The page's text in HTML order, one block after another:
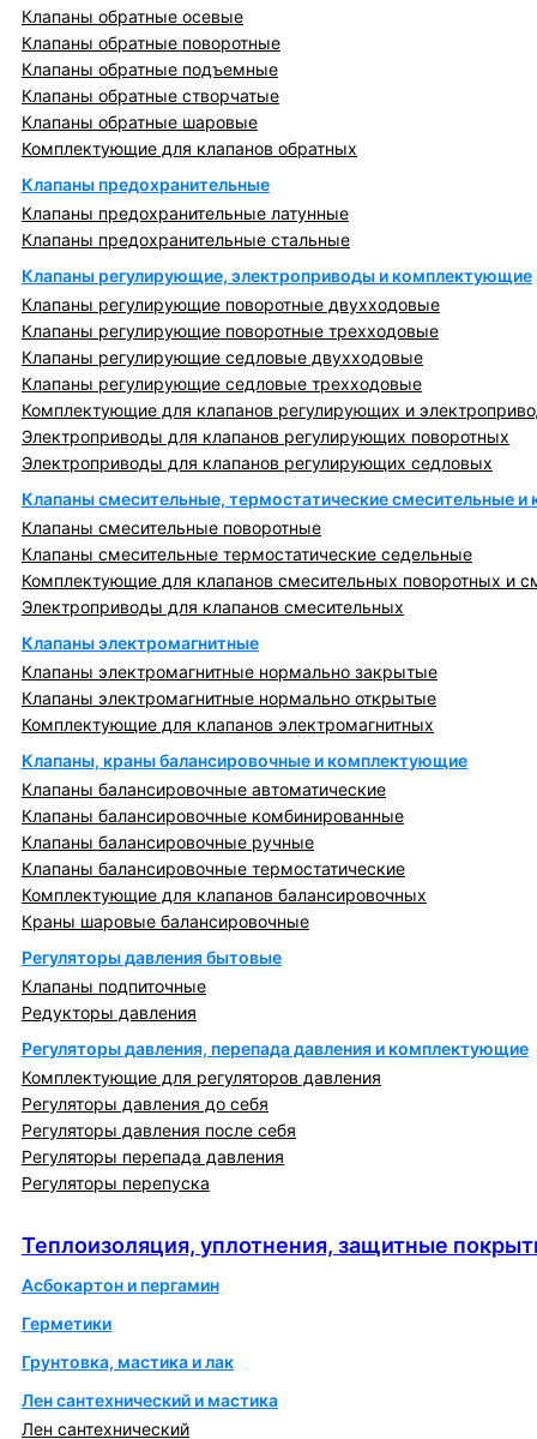
Клапаны обратные осевые
Клапаны обратные поворотные
Клапаны обратные подъемные
Клапаны обратные створчатые
Клапаны обратные шаровые
Комплектующие для клапанов обратных
Клапаны предохранительные
Клапаны предохранительные латунные
Клапаны предохранительные стальные
Клапаны регулирующие, электроприводы и комплектующие
Клапаны регулирующие поворотные двухходовые
Клапаны регулирующие поворотные трехходовые
Клапаны регулирующие седловые двухходовые
Клапаны регулирующие седловые трехходовые
Комплектующие для клапанов регулирующих и
Электроприводы для клапанов регулирующих поворотных
Электроприводы для клапанов регулирующих седловых
Клапаны смесительные, термостатические смесительные
Клапаны смесительные поворотные
Клапаны смесительные термостатические седельные
Комплектующие для клапанов смесительных поворотных и
Электроприводы для клапанов смесительных
Клапаны электромагнитные
Клапаны электромагнитные нормально закрытые
Клапаны электромагнитные нормально открытые
Комплектующие для клапанов электромагнитных
Клапаны, краны балансировочные и комплектующие
Клапаны балансировочные автоматические
Клапаны балансировочные комбинированные
Клапаны балансировочные ручные
Клапаны балансировочные термостатические
Комплектующие для клапанов балансировочных
Краны шаровые балансировочные
Регуляторы давления бытовые
Клапаны подпиточные
Редукторы давления
Регуляторы давления, перепада давления и комплектующие
Комплектующие для регуляторов давления
Регуляторы давления до себя
Регуляторы давления после себя
Регуляторы перепада давления
Регуляторы перепуска
Теплоизоляция, уплотнения, защитные
Асбокартон и пергамин
Герметики
Грунтовка, мастика и лак
Лен сантехнический и мастика
Лен сантехнический